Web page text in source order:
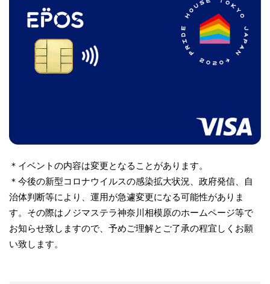
＊イベントの内容は変更となることがあります。
＊今後の新型コロナウイルスの感染拡大状況、政府発信、自
治体判断等により、運用が急遽変更になる可能性がありま
す。その際はノジマステラ神奈川相模原のホームページ等で
お知らせ致しますので、予めご理解とご了承の程宜しくお願
い致します。